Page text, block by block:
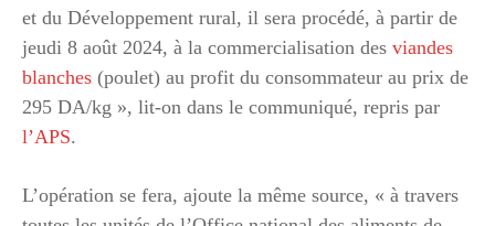
et du Développement rural, il sera procédé, à partir de
jeudi 8 août 2024, à la commercialisation des viandes
blanches (poulet) au profit du consommateur au prix de
295 DA/kg », lit-on dans le communiqué, repris par
l’APS.
L’opération se fera, ajoute la même source, « à travers